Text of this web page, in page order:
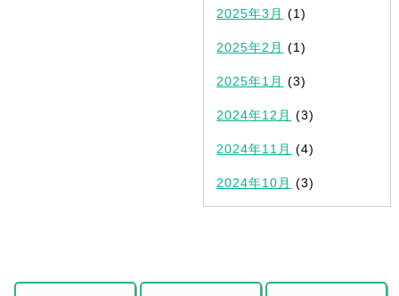
2025年3月 (1)
2025年2月 (1)
2025年1月 (3)
2024年12月 (3)
2024年11月 (4)
2024年10月 (3)